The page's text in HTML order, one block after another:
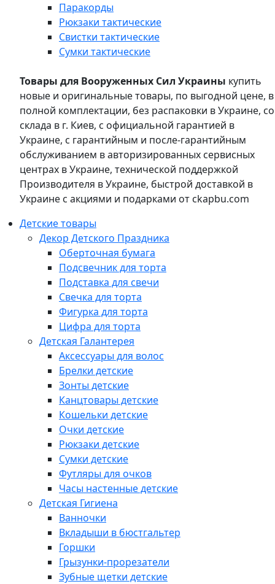
Паракорды
Рюкзаки тактические
Свистки тактические
Сумки тактические
Товары для Вооруженных Сил Украины купить
новые и оригинальные товары, по выгодной цене, в
полной комплектации, без распаковки в Украине, со
склада в г. Киев, с официальной гарантией в
Украине, с гарантийным и после-гарантийным
обслуживанием в авторизированных сервисных
центрах в Украине, технической поддержкой
Производителя в Украине, быстрой доставкой в
Украине с акциями и подарками от ckapbu.com
Детские товары
Декор Детского Праздника
Оберточная бумага
Подсвечник для торта
Подставка для свечи
Свечка для торта
Фигурка для торта
Цифра для торта
Детская Галантерея
Аксессуары для волос
Брелки детские
Зонты детские
Канцтовары детские
Кошельки детские
Очки детские
Рюкзаки детские
Сумки детские
Футляры для очков
Часы настенные детские
Детская Гигиена
Ванночки
Вкладыши в бюстгальтер
Горшки
Грызунки-прорезатели
Зубные щетки детские